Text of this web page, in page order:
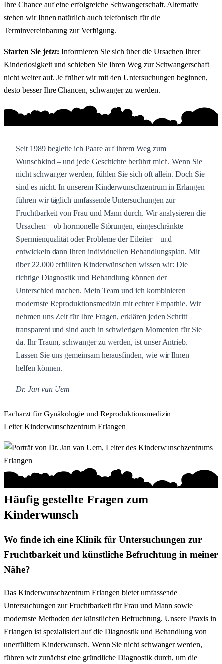
Ihre Chance auf eine erfolgreiche Schwangerschaft. Alternativ
stehen wir Ihnen natürlich auch telefonisch für die
Terminvereinbarung zur Verfügung.
Starten Sie jetzt: Informieren Sie sich über die Ursachen Ihrer
Kinderlosigkeit und schieben Sie Ihren Weg zur Schwangerschaft
nicht weiter auf. Je früher wir mit den Untersuchungen beginnen,
desto besser Ihre Chancen, schwanger zu werden.
Seit 1989 begleite ich Paare auf ihrem Weg zum
Wunschkind – und jede Geschichte berührt mich. Wenn Sie
nicht schwanger werden, fühlen Sie sich oft allein. Doch Sie
sind es nicht. In unserem Kinderwunschzentrum in Erlangen
führen wir täglich umfassende Untersuchungen zur
Fruchtbarkeit von Frau und Mann durch. Wir analysieren die
Ursachen – ob hormonelle Störungen, eingeschränkte
Spermienqualität oder Probleme der Eileiter – und
entwickeln dann Ihren individuellen Behandlungsplan. Mit
über 22.000 erfüllten Kinderwünschen wissen wir: Die
richtige Diagnostik und Behandlung können den
Unterschied machen. Mein Team und ich kombinieren
modernste Reproduktionsmedizin mit echter Empathie. Wir
nehmen uns Zeit für Ihre Fragen, erklären jeden Schritt
transparent und sind auch in schwierigen Momenten für Sie
da. Ihr Traum, schwanger zu werden, ist unser Antrieb.
Lassen Sie uns gemeinsam herausfinden, wie wir Ihnen
helfen können.
Dr. Jan van Uem
Facharzt für Gynäkologie und Reproduktionsmedizin
Leiter Kinderwunschzentrum Erlangen
Häufig gestellte Fragen zum
Kinderwunsch
Wo finde ich eine Klinik für Untersuchungen zur
Fruchtbarkeit und künstliche Befruchtung in meiner
Nähe?
Das Kinderwunschzentrum Erlangen bietet umfassende
Untersuchungen zur Fruchtbarkeit für Frau und Mann sowie
modernste Methoden der künstlichen Befruchtung. Unsere Praxis in
Erlangen ist spezialisiert auf die Diagnostik und Behandlung von
unerfülltem Kinderwunsch. Wenn Sie nicht schwanger werden,
führen wir zunächst eine gründliche Diagnostik durch, um die